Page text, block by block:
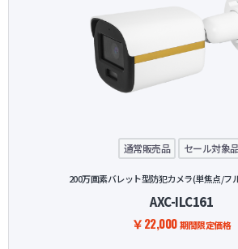
通常販売品 セール対象
200万画素バレット型防犯カメラ(単焦点/フ
AXC-ILC161
￥22,000期間限定価格